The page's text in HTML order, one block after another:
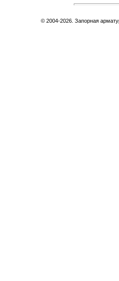
© 2004-2026. Запорная